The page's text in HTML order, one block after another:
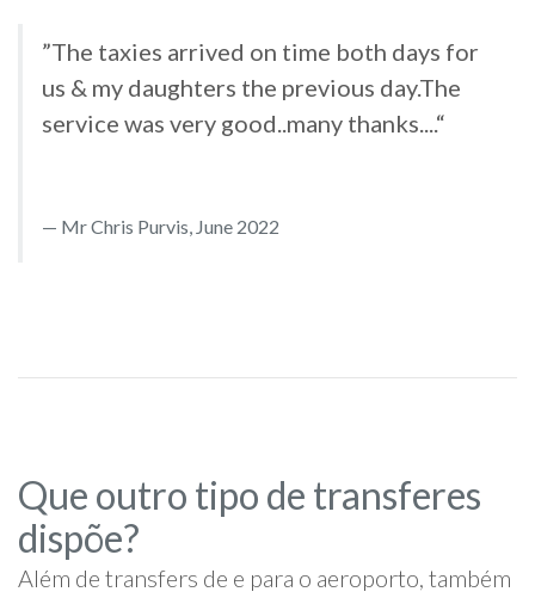
”The taxies arrived on time both days for
us & my daughters the previous day.The
service was very good..many thanks....“
Mr Chris Purvis, June 2022
Que outro tipo de transferes
dispõe?
Além de transfers de e para o aeroporto, também